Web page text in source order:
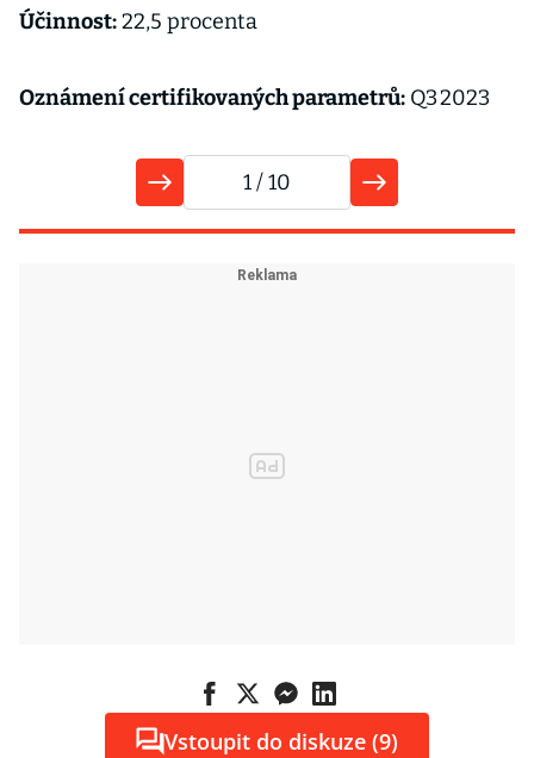
Účinnost:22,5 procenta
Oznámení certifikovaných parametrů: Q3 2023
1/ 10
Vstoupit do diskuze (9)